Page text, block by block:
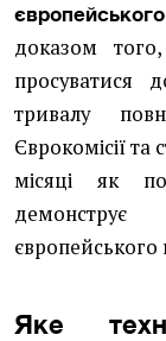
доказом
просуватися
тривалу
Єврокомісії та
місяці як
демонструє
європейського
Яке